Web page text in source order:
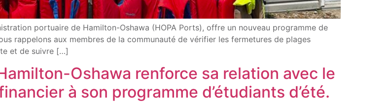
portuaire de Hamilton-Oshawa (HOPA Ports), offre un nouveau programme de
rappelons aux membres de la communauté de vérifier les fermetures de plages
et de suivre […]
Oshawa renforce sa relation avec le
à son programme d’étudiants d’été.